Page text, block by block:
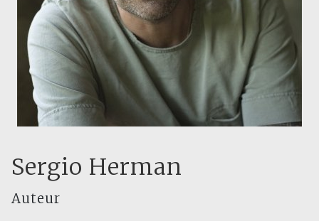
Sergio Herman
Auteur